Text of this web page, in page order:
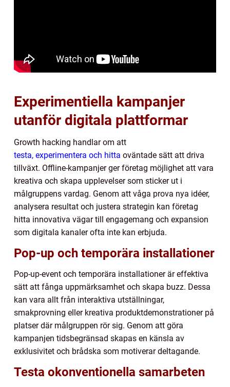
Experimentiella kampanjer
utanför digitala plattformar
Growth hacking handlar om att
testa, experimentera och hitta oväntade sätt att driva
tillväxt. Offline-kampanjer ger företag möjlighet att vara
kreativa och skapa upplevelser som sticker ut i
målgruppens vardag. Genom att våga prova nya idéer,
analysera resultat och justera strategin kan företag
hitta innovativa vägar till engagemang och expansion
som digitala kanaler ofta inte kan erbjuda.
Pop-up och temporära installationer
Pop-up-event och temporära installationer är effektiva
sätt att fånga uppmärksamhet och skapa buzz. Dessa
kan vara allt från interaktiva utställningar,
smakprovning eller kreativa produktdemonstrationer på
platser där målgruppen rör sig. Genom att göra
kampanjen tidsbegränsad skapas en känsla av
exklusivitet och brådska som motiverar deltagande.
Testa okonventionella samarbeten